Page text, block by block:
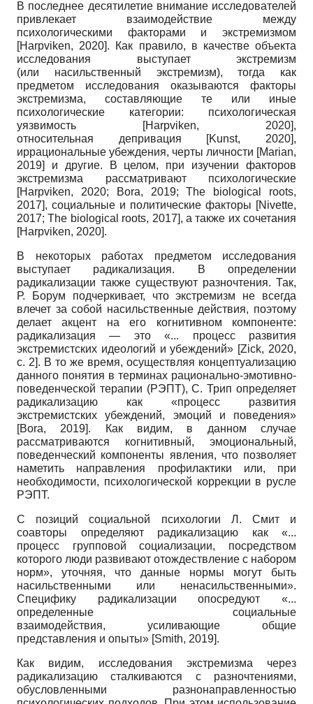
В последнее десятилетие внимание исследователей
привлекает взаимодействие между
психологическими факторами и экстремизмом
[Harpviken, 2020]. Как правило, в качестве объекта
исследования выступает экстремизм
(или насильственный экстремизм), тогда как
предметом исследования оказываются факторы
экстремизма, составляющие те или иные
психологические категории: психологическая
уязвимость
[Harpviken, 2020],
относительная депривация [Kunst, 2020],
иррациональные убеждения, черты личности [Marian,
2019]
и другие. В целом, при изучении факторов
экстремизма рассматривают психологические
[Harpviken, 2020; Bora, 2019;The biological roots,
2017], социальные и политические факторы [Nivette,
2017;The biological roots, 2017], а также их сочетания
[Harpviken, 2020].
В некоторых работах предметом исследования
выступает радикализация. В определении
радикализации также существуют разночтения. Так,
Р. Борум подчеркивает, что экстремизм не всегда
влечет за собой насильственные действия, поэтому
делает акцент на его когнитивном компоненте:
радикализация — это «... процесс развития
экстремистских идеологий и убеждений» [Zick, 2020,
с. 2]. В то же время, осуществляя концептуализацию
данного понятия в терминах рационально-эмотивно-
поведенческой терапии (РЭПТ), С. Трип определяет
радикализацию как «процесс развития
экстремистских убеждений, эмоций и поведения»
[Bora, 2019]. Как видим, в данном случае
рассматриваются когнитивный, эмоциональный,
поведенческий компоненты явления, что позволяет
наметить направления профилактики или, при
необходимости, психологической коррекции в русле
РЭПТ.
С позиций социальной психологии Л. Смит и
соавторы определяют радикализацию как «...
процесс групповой социализации, посредством
которого люди развивают отождествление с набором
норм», уточняя, что данные нормы могут быть
насильственными или ненасильственными».
Специфику радикализации опосредуют «...
определенные социальные
взаимодействия, усиливающие общие
представления и опыты» [Smith, 2019].
Как видим, исследования экстремизма через
радикализацию сталкиваются с разночтениями,
обусловленными разнонаправленностью